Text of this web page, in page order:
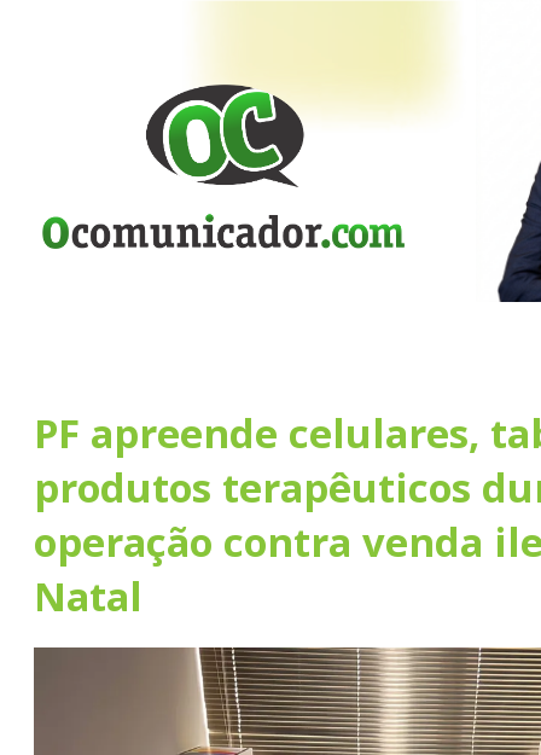
PF apreende celulares,
produtos terapêuticos
operação contra venda
Natal